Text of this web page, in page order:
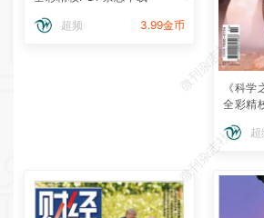
超频 3.99金币
《科
全彩精
超
微刊杂志社
微刊杂志社